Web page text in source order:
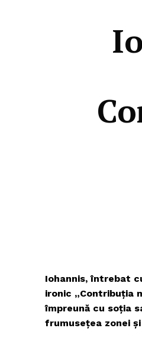
Iohannis, întrebat
ironic „Contribuția
împreună cu soția
frumusețea zonei